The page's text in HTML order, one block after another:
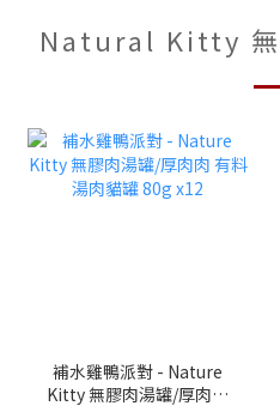
Natural Kitty 無
補水雞鴨派對 - Nature
Kitty 無膠肉湯罐/厚肉肉